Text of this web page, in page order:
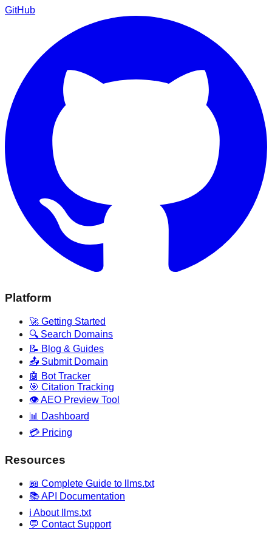
GitHub
Platform
🚀 Getting Started
🔍 Search Domains
📝 Blog & Guides
📤 Submit Domain
🤖 Bot Tracker
🎯 Citation Tracking
👁️ AEO Preview Tool
📊 Dashboard
💳 Pricing
Resources
📖 Complete Guide to llms.txt
📚 API Documentation
ℹ️ About llms.txt
💬 Contact Support